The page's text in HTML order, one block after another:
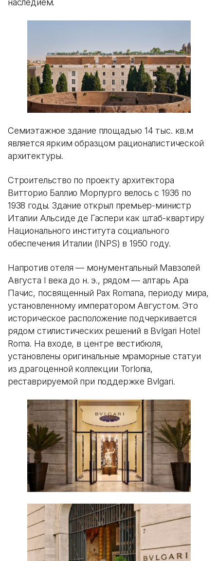
наследием.
Семиэтажное здание площадью 14 тыс. кв.м
является ярким образцом рационалистической
архитектуры.
Строительство по проекту архитектора
Витторио Баллио Морпурго велось с 1936 по
1938 годы. Здание открыл премьер-министр
Италии Альсиде де Гаспери как штаб-квартиру
Национального института социального
обеспечения Италии (INPS) в 1950 году.
Напротив отеля — монументальный Мавзолей
Августа I века до н. э., рядом — алтарь Ара
Пачис, посвященный Pax Romana, периоду мира,
установленному императором Августом. Это
историческое расположение подчеркивается
рядом стилистических решений в Bvlgari Hotel
Roma. На входе, в центре вестибюля,
установлены оригинальные мраморные статуи
из драгоценной коллекции Torlonia,
реставрируемой при поддержке Bvlgari.